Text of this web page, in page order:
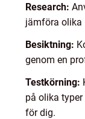
Research:
jämföra olika
Besiktning:
genom en
Testkörning:
på olika
för dig.